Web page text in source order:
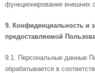
функционирование внешних
9. Конфиденциальность и
предоставляемой
9.1. Персональные данные
обрабатывается в